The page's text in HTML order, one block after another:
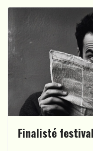
Finalisté